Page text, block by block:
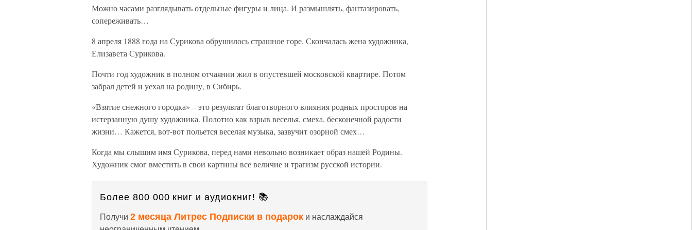
Можно часами разглядывать отдельные фигуры и лица. И размышлять, фантазировать,
сопереживать…
8 апреля 1888 года на Сурикова обрушилось страшное горе. Скончалась жена художника,
Елизавета Сурикова.
Почти год художник в полном отчаянии жил в опустевшей московской квартире. Потом
забрал детей и уехал на родину, в Сибирь.
«Взятие снежного городка» – это результат благотворного влияния родных просторов на
истерзанную душу художника. Полотно как взрыв веселья, смеха, бесконечной радости
жизни… Кажется, вот-вот польется веселая музыка, зазвучит озорной смех…
Когда мы слышим имя Сурикова, перед нами невольно возникает образ нашей Родины.
Художник смог вместить в свои картины все величие и трагизм русской истории.
Более 800 000 книг и аудиокниг! 📚
Получи 2 месяца Литрес Подписки в подарок и наслаждайся